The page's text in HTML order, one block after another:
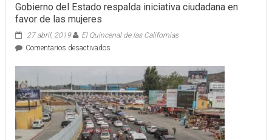
Gobierno del Estado respalda iniciativa ciudadana en
favor de las mujeres
27 abril, 2019
El Quincenal de las Californias
Comentarios desactivadosen
del
respalda
iniciativa
ciudadana
en
favor